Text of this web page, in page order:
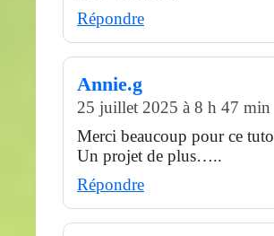
Répondre
Annie.g
25 juillet 2025 à 8 h 47 min
Merci beaucoup pour ce tuto
Un projet de plus…..
Répondre